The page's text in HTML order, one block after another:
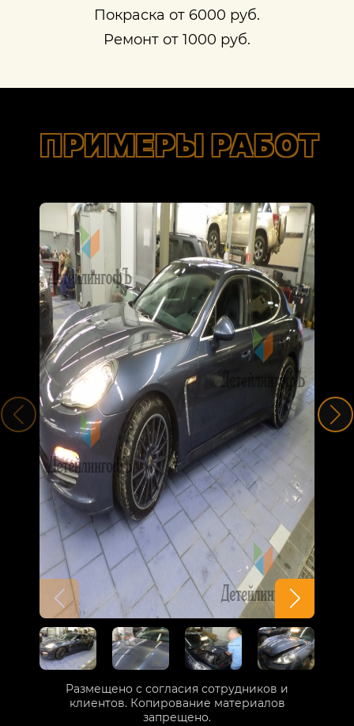
Покраска от 6000 руб.
Ремонт от 1000 руб.
ПРИМЕРЫ РАБОТ
Размещено с согласия сотрудников и
клиентов. Копирование материалов
запрещено.